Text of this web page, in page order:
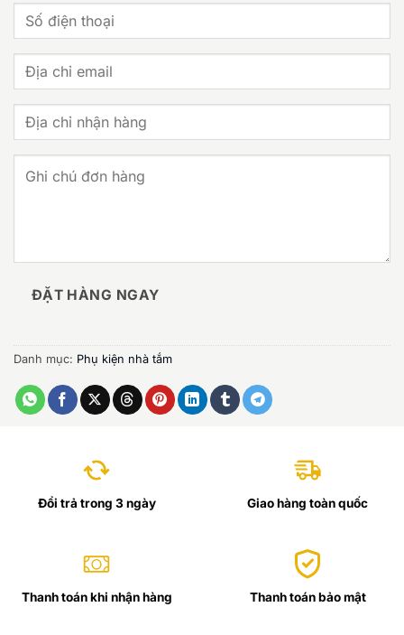
ĐẶT HÀNG NGAY
Danh mục: Phụ kiện nhà tắm
Đổi trả trong 3 ngày Giao hàng toàn quốc
Thanh toán khi nhận hàng Thanh toán bảo mật